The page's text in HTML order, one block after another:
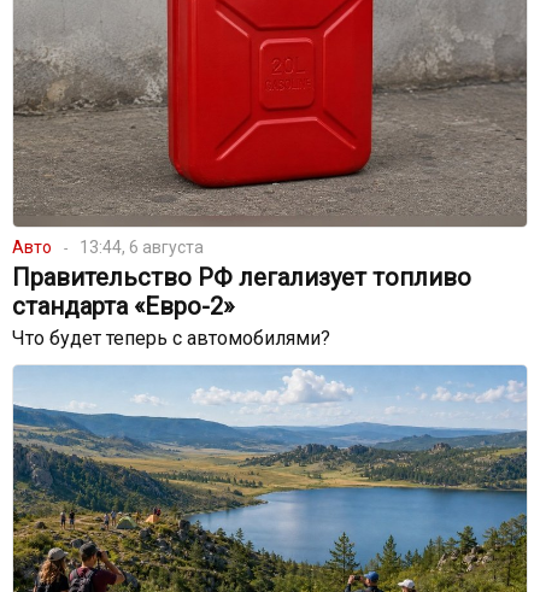
Авто 13:44, 6 августа
Правительство РФ легализует топливо
стандарта «Евро-2»
Что будет теперь с автомобилями?